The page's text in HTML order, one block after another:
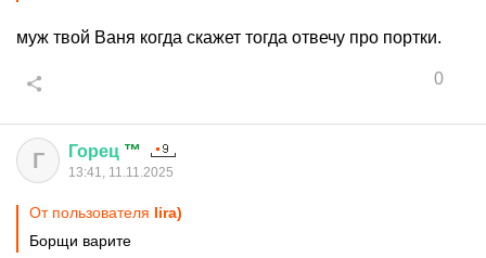
муж твой Ваня когда скажет тогда отвечу про портки.
0
Г Горец ™
13:41, 11.11.2025
От пользователя lira)
Борщи варите